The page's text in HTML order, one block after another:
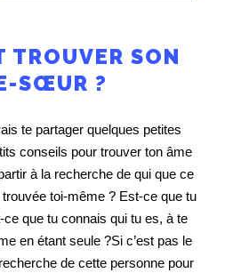
TROUVER SON
SŒUR ?
te partager quelques petites
conseils pour trouver ton âme
à la recherche de qui que ce
toi-même ? Est-ce que tu
ce que tu connais qui tu es, à te
en étant seule ?Si c’est pas le
de cette personne pour